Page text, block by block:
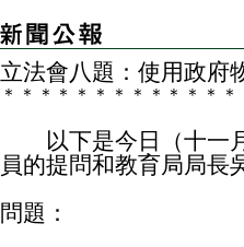
立法會八題：使用政府
＊ ＊ ＊ ＊ ＊ ＊ ＊ ＊ ＊ ＊ ＊ ＊ ＊
以下是今日（十一月
員的提問和教育局局長
問題：